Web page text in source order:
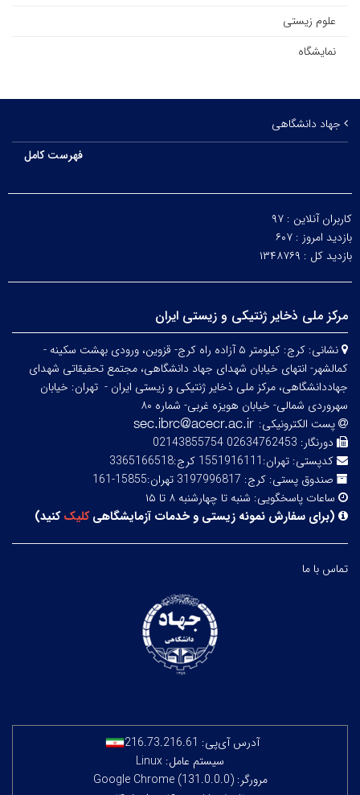
علوم زیستی
نمایشگاه
جهاد دانشگاهی
فهرست کامل
کاربران آنلاین : ۹۷
بازدید امروز : ۶۰۷
بازدید کل : ۱۳۴۸۷۶۹
مرکز ملی ذخایر ژنتیکی و زیستی ایران
نشانی:
کرج: کیلومتر ۵ آزاده راه کرج- قزوین، ورودی بهشت سکینه -
کمالشهر- انتهای خیابان شهدای جهاد دانشگاهی، مجتمع تحقیقاتی شهدای
جهاددانشگاهی، مرکز ملی ذخایر ژنتیکی و زیستی ایران - تهران: خیابان
سهروردی شمالی- خیابان هویزه غربی- شماره ۸۰
پست الکترونیکی:
دورنگار: 02634762453 02143855754
کدپستی: تهران:1551916111 کرج:3365166518
صندوق پستی: کرج: 3197996817 تهران:15855-161
ساعات پاسخگویی: شنبه تا چهارشنبه ۸ تا ۱۵
(برای سفارش نمونه زیستی و خدمات آزمایشگاهیکلیککنید)
تماس با ما
آدرس آی‌پی: 216.73.216.61
سیستم عامل: Linux
مرورگر: Google Chrome (131.0.0.0)